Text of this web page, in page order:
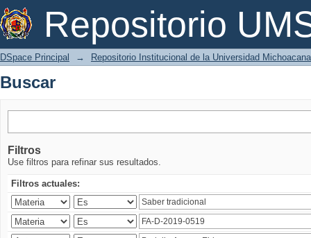
Repositorio
Buscar
DSpace Principal → Repositorio Institucional de la Universidad
Buscar
Filtros
Use filtros para refinar sus resultados.
Filtros actuales: